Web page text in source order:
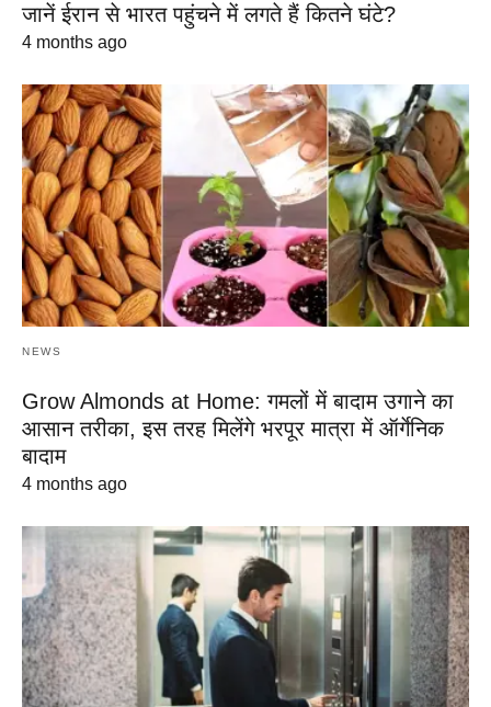
जानें ईरान से भारत पहुंचने में लगते हैं कितने घंटे?
4 months ago
NEWS
Grow Almonds at Home: गमलों में बादाम उगाने का
आसान तरीका, इस तरह मिलेंगे भरपूर मात्रा में ऑर्गेनिक
बादाम
4 months ago